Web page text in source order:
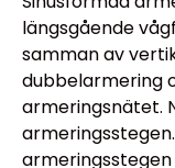
längsgående
samman av
dubbelarmering
armeringsnätet.